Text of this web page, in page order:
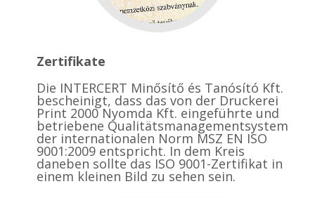
Zertifikate
Die INTERCERT Minősítő és Tanósító Kft.
bescheinigt, dass das von der Druckerei
Print 2000 Nyomda Kft. eingeführte und
betriebene Qualitätsmanagementsystem
der internationalen Norm MSZ EN ISO
9001:2009 entspricht. In dem Kreis
daneben sollte das ISO 9001-Zertifikat in
einem kleinen Bild zu sehen sein.